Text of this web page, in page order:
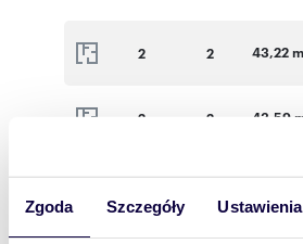
Zgoda Szczegóły
2 2 43,22 m
2 2 43,59
2 2 44,48